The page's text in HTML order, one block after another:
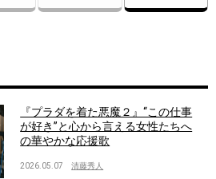
『プラダを着た悪魔２』“この仕事
が好き”と心から言える女性たちへ
の華やかな応援歌
2026.05.07 清藤秀人